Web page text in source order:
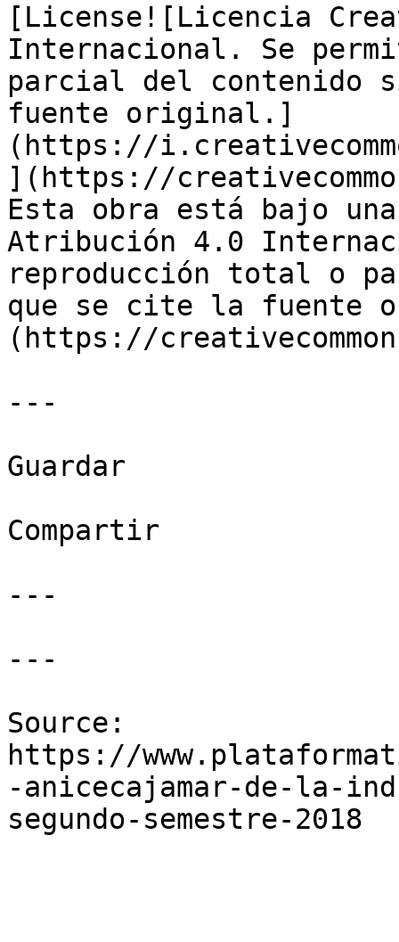
[License![Licencia
Internacional. Se
parcial del contenido
fuente original.]
(https://
](https://
Esta obra está bajo
Atribución 4.0
reproducción total o
que se cite la fuente
(https://
---
Guardar
Compartir
---
---
Source:
https://
-anicecajamar-de-la-